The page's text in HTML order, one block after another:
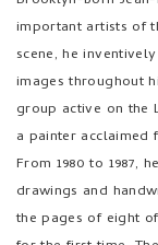
scene, he
images throughout
group active on the
a painter
From 1980 to 1987,
drawings and
the pages of eight
for the first time.
that recur in